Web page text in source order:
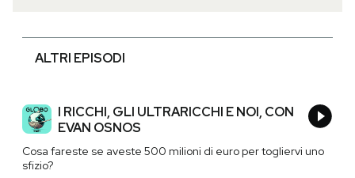
ALTRI EPISODI
I RICCHI, GLI ULTRARICCHI E NOI, CON
EVAN OSNOS
Cosa fareste se aveste 500 milioni di euro per togliervi uno
sfizio?